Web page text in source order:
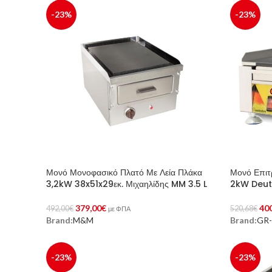
-23%
Μονό Μονοφασικό Πλατό Με Λεία Πλάκα
3,2kW 38x51x29εκ. Μιχαηλίδης MM 3.5 L
492,00€ 379,00€ με ΦΠΑ
Προσθήκη Στο Καλάθι
Brand:M&M
-23%
Μονό
2kW
520,68€
Προσθήκη
Brand:
-23% -23%